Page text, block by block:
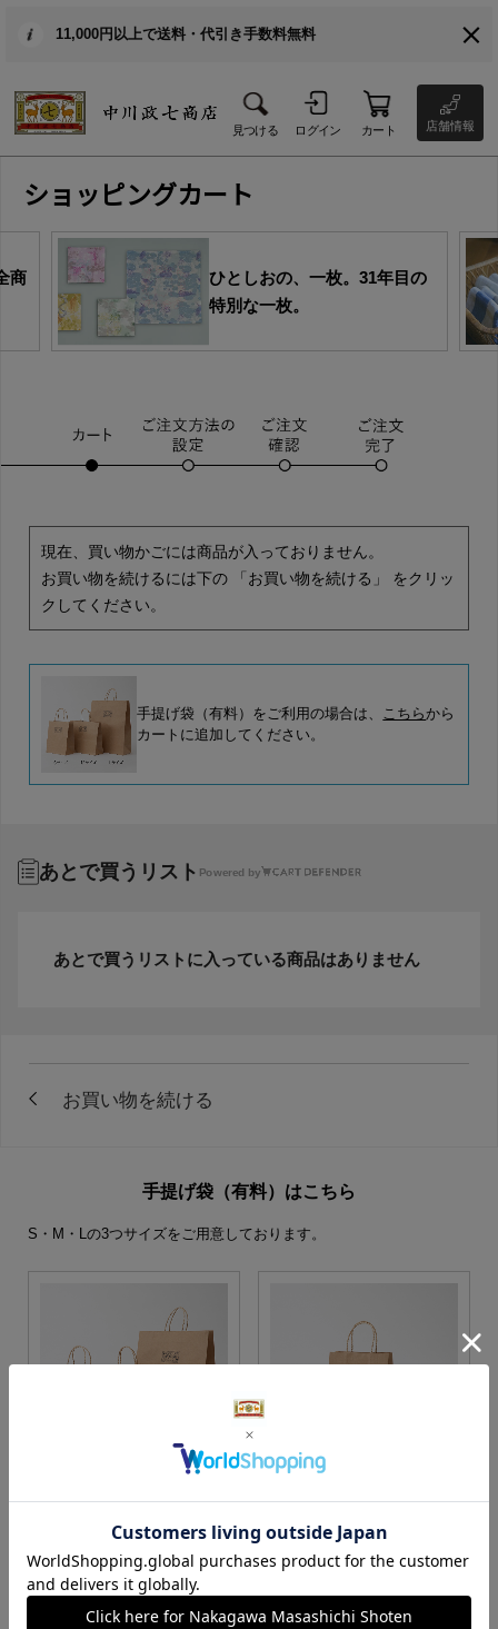
11,000円以上で送料・代引き手数料無料
見つける ログイン カート 店舗情報
ショッピングカート
商
ひとしおの、一枚。31年目の
特別な一枚。
現在、買い物かごには商品が入っておりません。
お買い物を続けるには下の 「お買い物を続ける」 をクリッ
クしてください。
手提げ袋（有料）をご利用の場合は、 こちらから
カートに追加してください。
あとで買うリスト Powered by
あとで買うリストに入っている商品はありません
手提げ袋（有料）はこちら
S・M・Lの3つサイズをご用意しております。
カートに入れる カートに入れる